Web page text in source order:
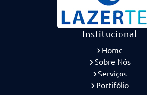
Institucional
Home
Sobre Nós
Serviços
Portifólio